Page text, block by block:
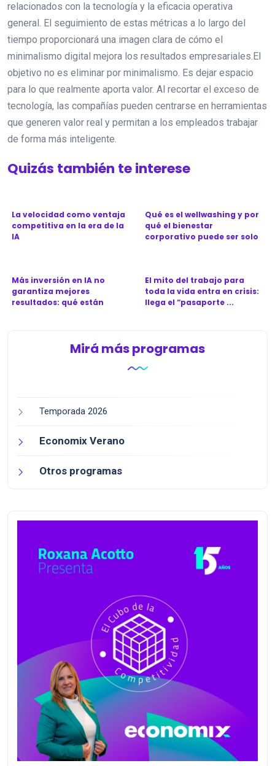
relacionados con la tecnología y la eficacia operativa
general. El seguimiento de estas métricas a lo largo del
tiempo proporcionará una imagen clara de cómo el
minimalismo digital mejora los resultados empresariales.El
objetivo no es eliminar por minimalismo. Es dejar espacio
para lo que realmente aporta valor. Al recortar el exceso de
tecnología, las compañías pueden centrarse en herramientas
que generen valor real y permitan a los empleados trabajar
de forma más inteligente.
Quizás también te interese
La velocidad como ventaja
competitiva en la era de la
IA
Qué es el wellwashing y por
qué el bienestar
corporativo puede ser solo
Más inversión en IA no
garantiza mejores
resultados: qué están
El mito del trabajo para
toda la vida entra en crisis:
llega el “pasaporte ...
Mirá más programas
Temporada 2026
Economix Verano
Otros programas